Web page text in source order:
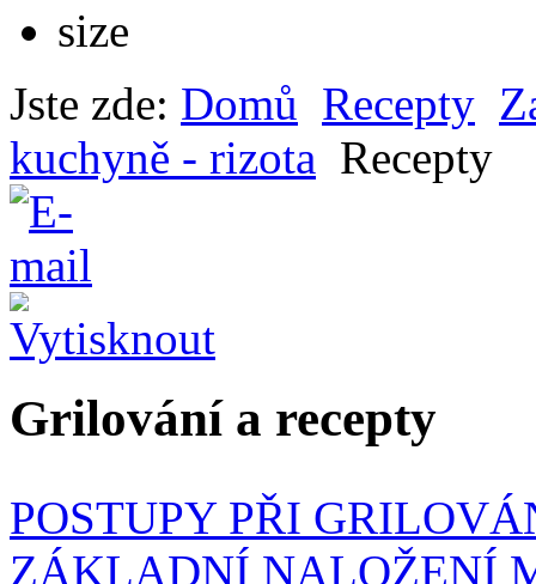
Jste zde: Domů Recepty
kuchyně - rizota Recepty
Grilovánía recepty
POSTUPY PŘI
ZÁKLADNÍ NALOŽENÍ